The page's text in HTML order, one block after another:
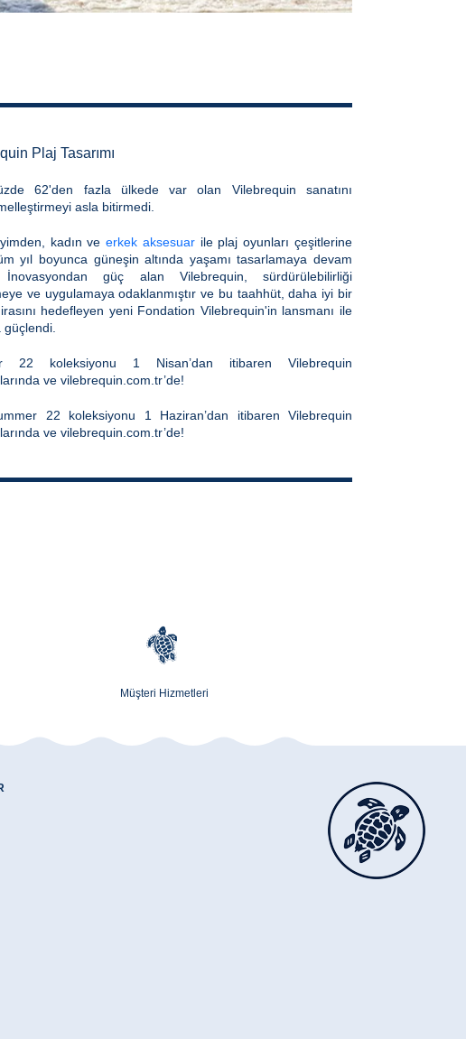
Plaj Tasarımı
62'den fazla ülkede var olan Vilebrequin sanatını
asla bitirmedi.
kadın veerkek aksesuarile plaj oyunları çeşitlerine
yıl boyunca güneşin altında yaşamı tasarlamaya devam
İnovasyondan güç alan Vilebrequin, sürdürülebilirliği
ve uygulamaya odaklanmıştır ve bu taahhüt, daha iyi bir
hedefleyen yeni Fondation Vilebrequin'in lansmanı ile
22 koleksiyonu 1 Nisan’dan itibaren Vilebrequin
ve vilebrequin.com.tr’de!
22 koleksiyonu 1 Haziran’dan itibaren Vilebrequin
ve vilebrequin.com.tr’de!
Müşteri Hizmetleri